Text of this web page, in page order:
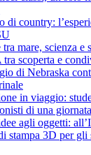
di country:
tra mare, scienza
tra scoperta e
di Nebraska
in viaggio:
di una
agli oggetti:
stampa 3D per gli